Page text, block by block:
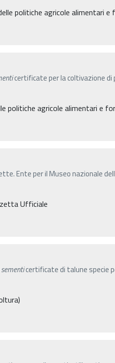
politiche agricole alimentari e
certificate per la coltivazione
politiche agricole alimentari e
Ente per il Museo nazionale
Ufficiale
sementicertificate di talune specie